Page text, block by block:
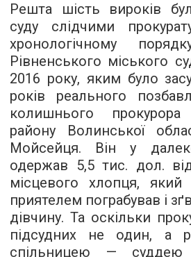
Решта шість вироків
суду слідчими
хронологічному
Рівненського міського
2016 року, яким було
років реального
колишнього прокурора
району Волинської
Мойсейця. Він у
одержав 5,5 тис. дол.
місцевого хлопця,
приятелем пограбував і
дівчину. Та оскільки
підсудних не один, а
спільницею — суддею